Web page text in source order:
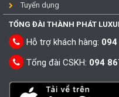
Tuyển dụng
TỔNG ĐÀI THÀNH PHÁT
Hỗ trợ khách hàng:
Tổng đài CSKH: 094